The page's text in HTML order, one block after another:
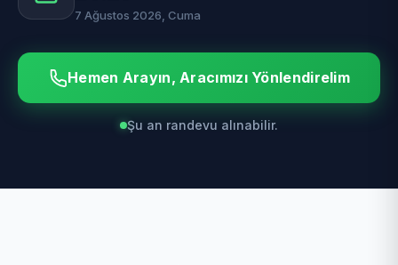
7 Ağustos 2026, Cuma
Hemen Arayın, Aracımızı Yönlendirelim
Şu an randevu alınabilir.